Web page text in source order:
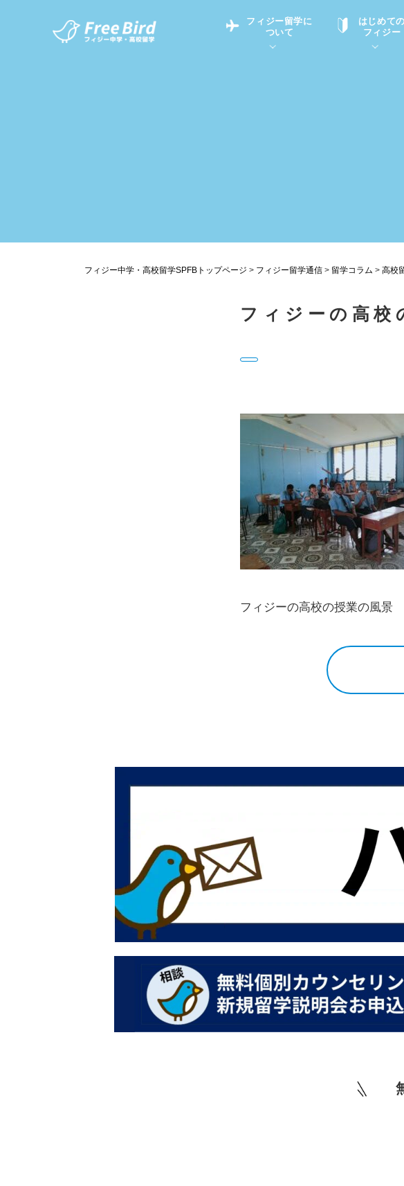
フィジー留学に
ついて
はじめての
フィジー
フィジー中学・高校留学SPFBトップページ > フィジー留学通信 > 留学コラム > 高校
フィジーの高校
フィジーの高校の授業の風景